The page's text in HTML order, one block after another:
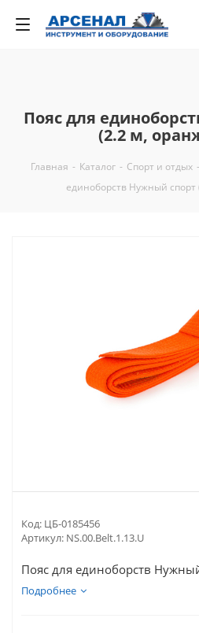
Пояс для
(2.2 м,
Главная - Каталог - Спорт и отдых -
единоборств Нужный
Код: ЦБ-0185456
Артикул: NS.00.Belt.1.13.U
Пояс для единоборств
Подробнее